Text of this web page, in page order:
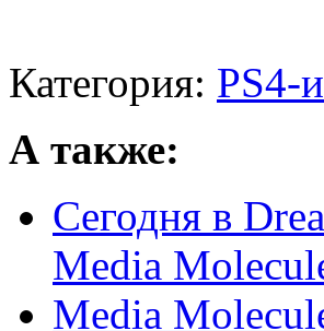
Категория: PS4-
А также:
Сегодня в
Media
Media